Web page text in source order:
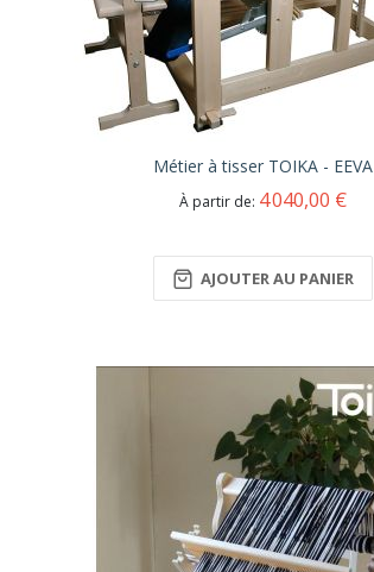
Métier à tisser TOIKA - EEVA
À partir de 4 040,00 €
AJOUTER AU PANIER